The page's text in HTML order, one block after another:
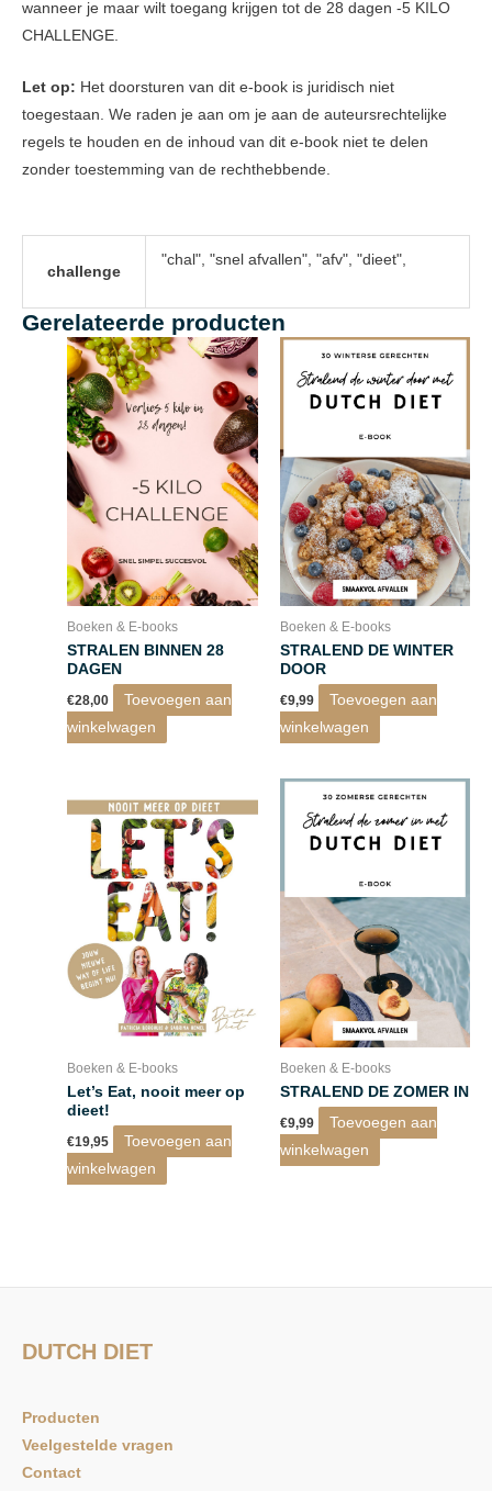
wanneer je maar wilt toegang krijgen tot de 28 dagen -5 KILO
CHALLENGE.
Let op: Het doorsturen van dit e-book is juridisch niet
toegestaan. We raden je aan om je aan de auteursrechtelijke
regels te houden en de inhoud van dit e-book niet te delen
zonder toestemming van de rechthebbende.
challenge
"chal", "snel afvallen", "afv", "dieet",
Gerelateerde producten
Boeken & E-books
STRALEN BINNEN 28
DAGEN
€28,00
Toevoegen aan
winkelwagen
Boeken & E-books
STRALEND DE WINTER
DOOR
€9,99
Toevoegen aan
winkelwagen
Boeken & E-books
Let’s Eat, nooit meer op
dieet!
€19,95
Toevoegen aan
winkelwagen
Boeken & E-books
STRALEND DE ZOMER IN
€9,99
Toevoegen aan
winkelwagen
DUTCH DIET
Producten
Veelgestelde vragen
Contact